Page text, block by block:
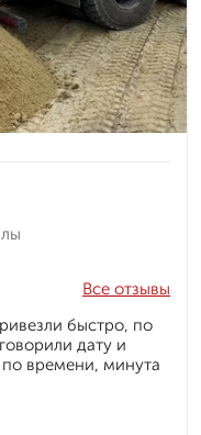
Все отзывы
быстро, по
дату и
времени, минута